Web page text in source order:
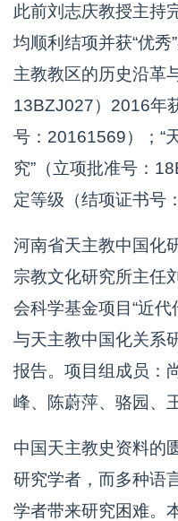
此前刘志庆教授主持
均顺利结项并获“优秀
主教教区的历史沿革
13BZJ027）2016年
号：20161569）；“
究”（立项批准号：
定等级（结项证书号
河南省天主教中国化
宗教文化研究所主任
会科学基金项目“近
与天主教中国化关系
报告。项目组成员：
峰、陈蔚萍、骆园、
中国天主教史资料的
研究学者，而多种语
学者带来研究困难。